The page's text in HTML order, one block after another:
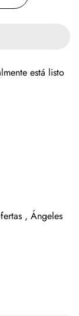
está listo
, Ángeles